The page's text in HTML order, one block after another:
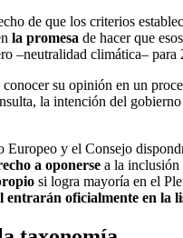
de que los criterios
la promesa de hacer que
–neutralidad climática– para
su opinión en un
la intención del
y el Consejo
a oponerse a la inclusión
si logra mayoría en el
oficialmente en la